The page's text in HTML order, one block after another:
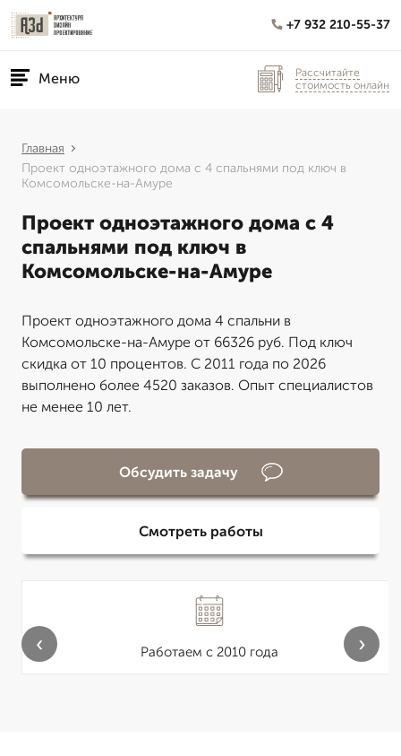
+7 932 210-55-37
Меню
Рассчитайте
стоимость онлайн
Главная
Проект одноэтажного дома с 4 спальнями под ключ в
Комсомольске-на-Амуре
Проект одноэтажного дома с 4
спальнями под ключ в
Комсомольске-на-Амуре
Проект одноэтажного дома 4 спальни в
Комсомольске-на-Амуре от 66326 руб. Под ключ
скидка от 10 процентов. С 2011 года по 2026
выполнено более 4520 заказов. Опыт специалистов
не менее 10 лет.
Обсудить задачу
Смотреть работы
Работаем с 2010 года
‹ ›